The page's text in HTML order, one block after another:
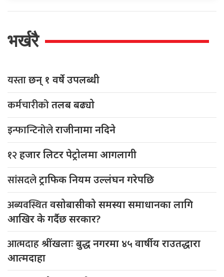
भर्खरै
यस्ताछन् १ वर्षे उपलब्धी
कर्मचारीकोतलब बढ्यो
इन्फान्टिनोलेराजीनामा नदिने
१२हजार लिटर पेट्रोलमा आगलागी
सांसदलेट्राफिक नियम उल्लंघन गरेपछि
अब्यवस्थितवसोबासीको समस्या समाधानका लागि
आखिर के गर्दैछ सरकार?
आत्मदाहश्रींखलाः बुद्ध नगरमा ४५ वार्षीय राउतद्धारा
आत्मदाहा